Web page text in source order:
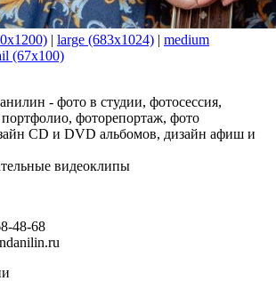
| large (683x1024) | medium
(67x100)
- фото в студии, фотосессия,
фоторепортаж, фото
CD и DVD альбомов, дизайн афиш и
видеоклипы
48-68